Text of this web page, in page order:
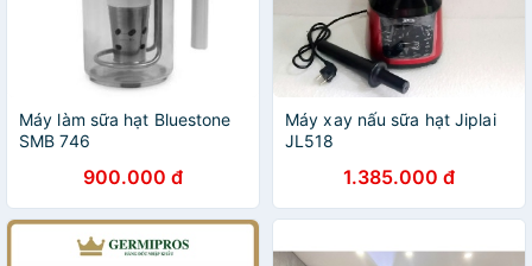
Máy làm sữa hạt Bluestone
SMB 746
900.000 đ
Máy xay nấu sữa hạt Jiplai
JL518
1.385.000 đ